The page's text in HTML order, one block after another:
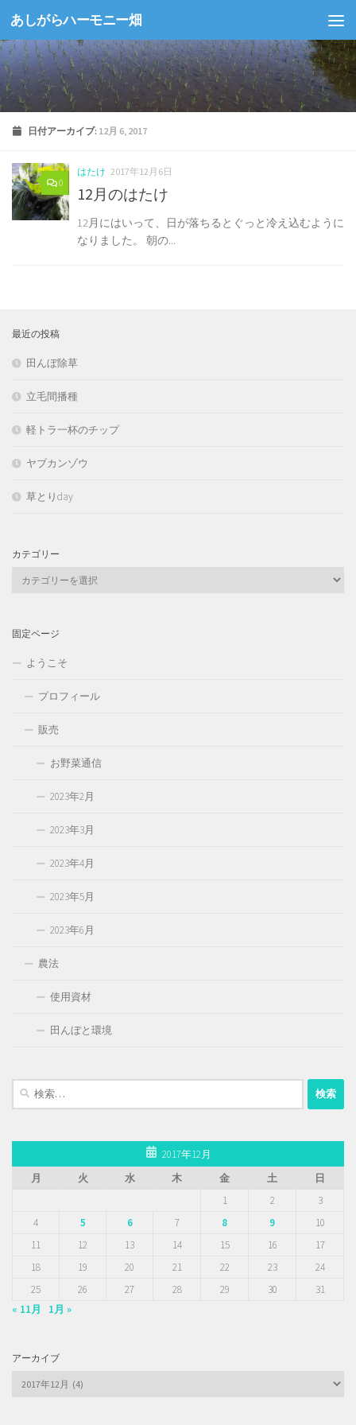
コンテンツへスキップ
あしがらハーモニー畑
日付アーカイブ: 12月 6, 2017
0
はたけ 2017年12月6日
12月のはたけ
12月にはいって、日が落ちるとぐっと冷え込むように
なりました。 朝の...
最近の投稿
田んぼ除草
立毛間播種
軽トラ一杯のチップ
ヤブカンゾウ
草とりday
カテゴリー
ー
固定ページ
ようこそ
プロフィール
販売
お野菜通信
2023年2月
2023年3月
2023年4月
2023年5月
2023年6月
農法
使用資材
田んぼと環境
検
2017年12月
月
火 水 木 金 土
日
1
2
3
4
5 6 7 8 9
10
11
12 13 14 15 16
17
18
19 20 21 22 23
24
25
26 27 28 29 30
31
« 11月
1月 »
アーカイブ